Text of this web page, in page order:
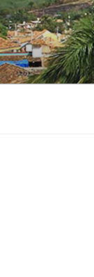
Saltar
al
contenido